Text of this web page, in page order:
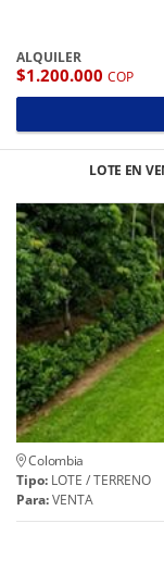
ALQUILER
$1.200.000 COP
LOTE EN
Colombia
Tipo: LOTE / TERRENO
Para:VENTA